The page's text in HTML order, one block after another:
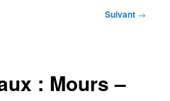
Suivant →
: Mours –